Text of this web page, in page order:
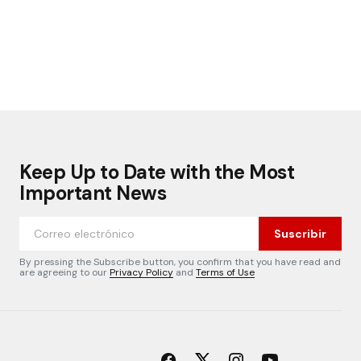
Keep Up to Date with the Most
Important News
Suscribir
By pressing the Subscribe button, you confirm that you have read and
are agreeing to ourPrivacy Policy and Terms of Use